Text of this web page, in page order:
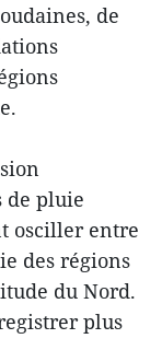
de
de pluie
osciller entre
des régions
du Nord.
plus